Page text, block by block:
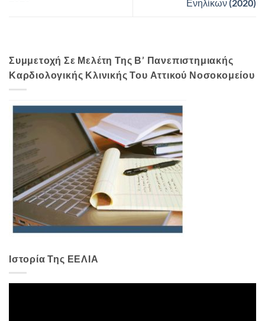
Ενηλίκων (2020)
Συμμετοχή Σε Μελέτη Της Β’ Πανεπιστημιακής
Καρδιολογικής Κλινικής Του Αττικού Νοσοκομείου
Ιστορία Της ΕΕΛΙΑ